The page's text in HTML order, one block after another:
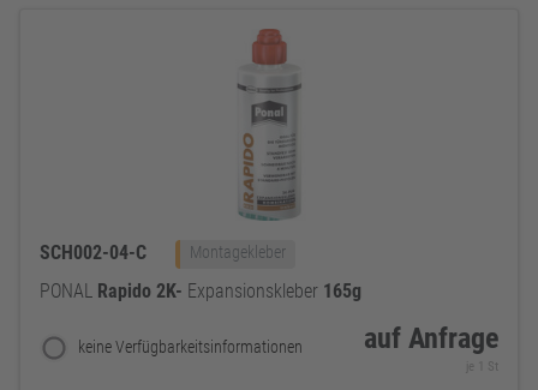
SCH002-04-C Montagekleber
PONAL Rapido 2K- Expansionskleber 165g
keine Verfügbarkeitsinformationen auf Anfrage
je 1 St